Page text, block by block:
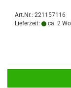
Art.Nr.: 221157116
Lieferzeit:
ca. 2